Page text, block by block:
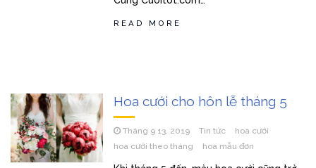
READ MORE
Hoa cưới cho hôn lễ tháng 5
Tháng 9 13, 2019 Tin tức
hoa cưới
hoa cưới theo tháng
hoa mẫu đơn